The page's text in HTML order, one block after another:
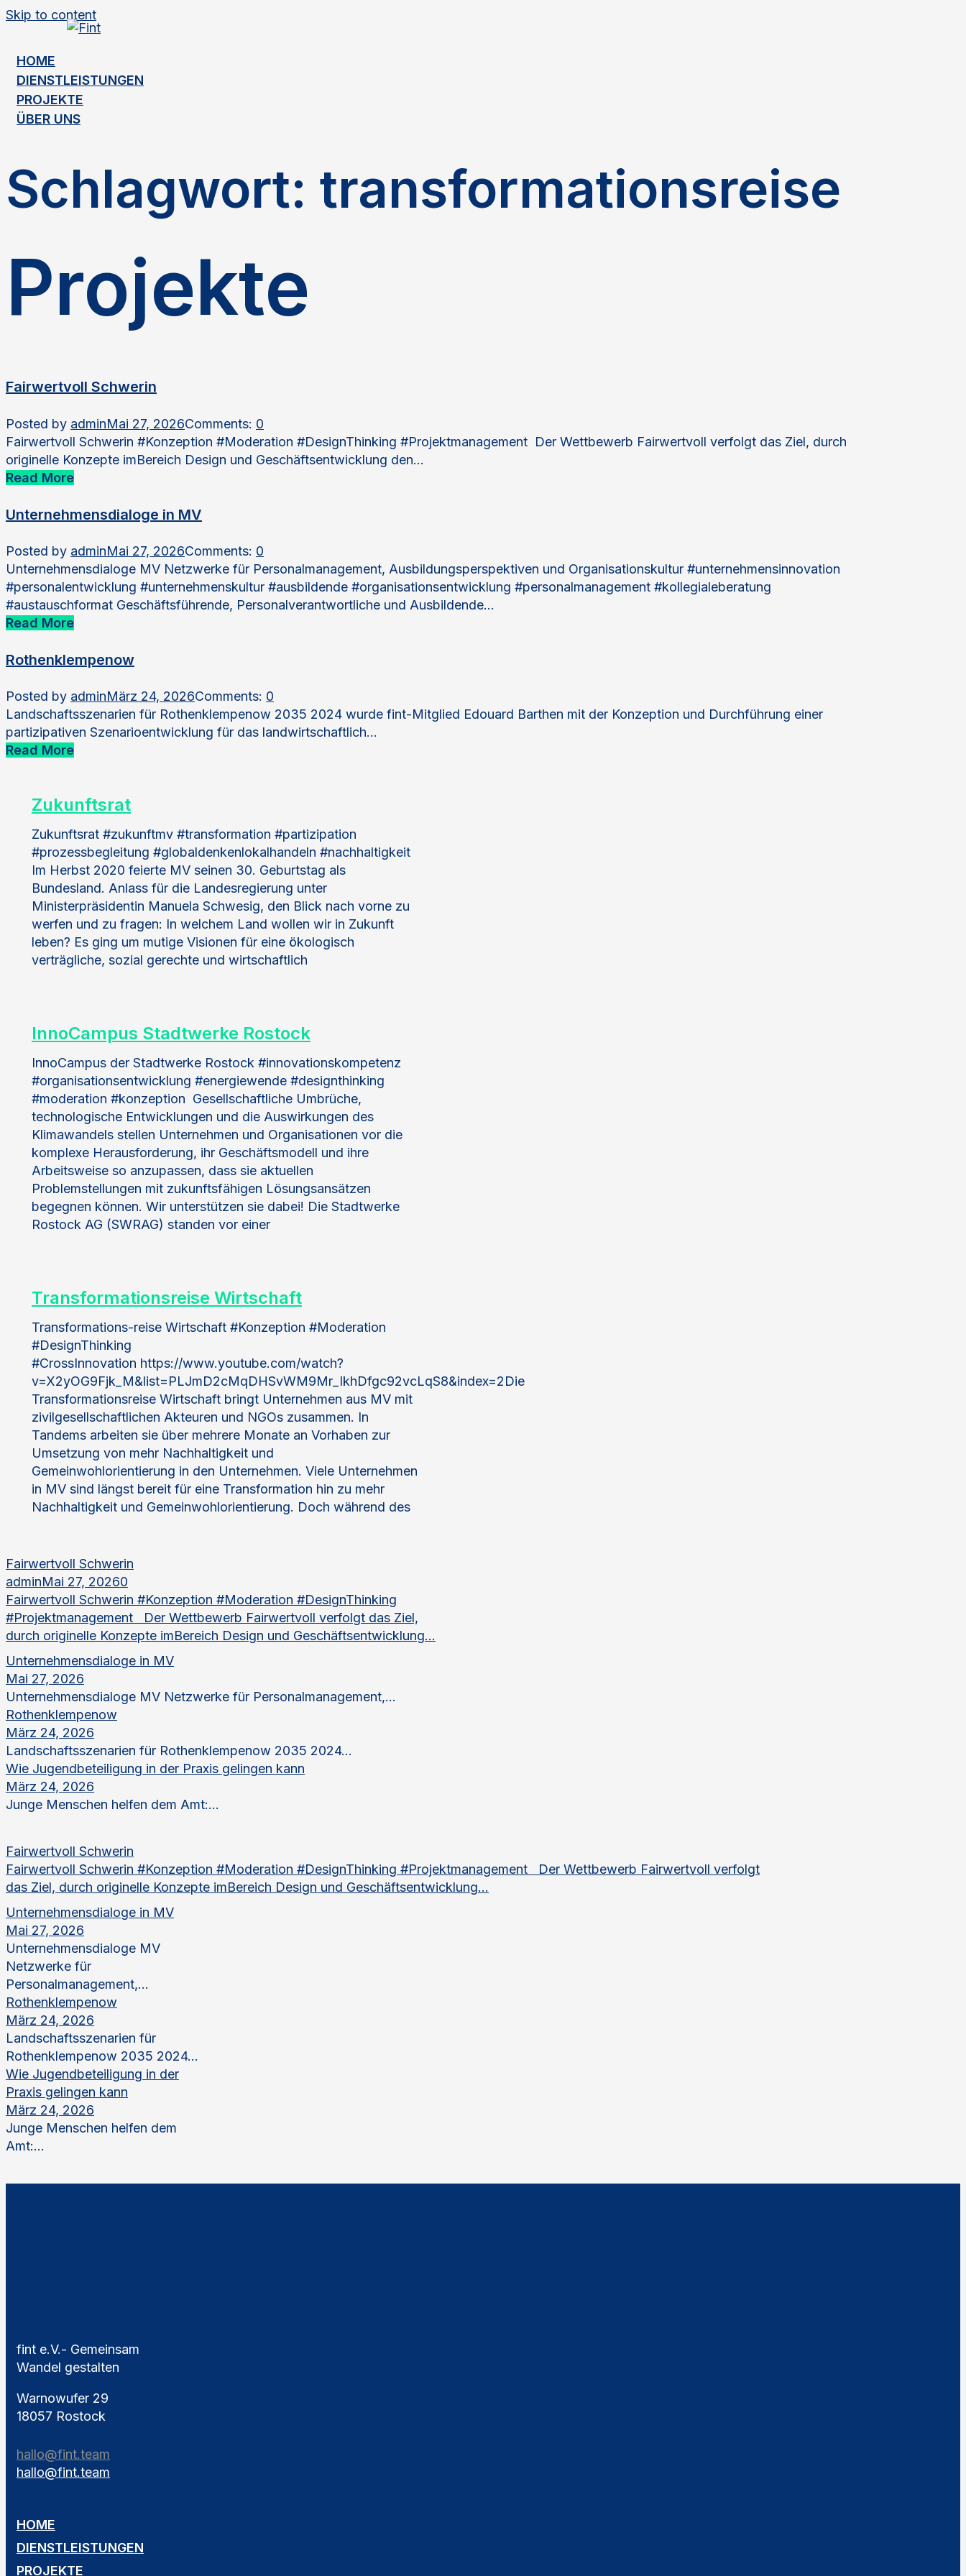
Skip to content
HOME
DIENSTLEISTUNGEN
PROJEKTE
ÜBER UNS
Schlagwort: transformationsreise
Projekte
Fairwertvoll Schwerin
Posted by adminMai 27, 2026Comments: 0
Fairwertvoll Schwerin #Konzeption #Moderation #DesignThinking #Projektmanagement Der Wettbewerb Fairwertvoll verfolgt das Ziel, durch
originelle Konzepte imBereich Design und Geschäftsentwicklung den…
Read More
Unternehmensdialoge in MV
Posted by adminMai 27, 2026Comments: 0
Unternehmensdialoge MV Netzwerke für Personalmanagement, Ausbildungsperspektiven und Organisationskultur #unternehmensinnovation
#personalentwicklung #unternehmenskultur #ausbildende #organisationsentwicklung #personalmanagement #kollegialeberatung
#austauschformat Geschäftsführende, Personalverantwortliche und Ausbildende…
Read More
Rothenklempenow
Posted by adminMärz 24, 2026Comments: 0
Landschaftsszenarien für Rothenklempenow 2035 2024 wurde fint-Mitglied Edouard Barthen mit der Konzeption und Durchführung einer
partizipativen Szenarioentwicklung für das landwirtschaftlich…
Read More
Zukunftsrat
Zukunftsrat #zukunftmv #transformation #partizipation
#prozessbegleitung #globaldenkenlokalhandeln #nachhaltigkeit
Im Herbst 2020 feierte MV seinen 30. Geburtstag als
Bundesland. Anlass für die Landesregierung unter
Ministerpräsidentin Manuela Schwesig, den Blick nach vorne zu
werfen und zu fragen: In welchem Land wollen wir in Zukunft
leben? Es ging um mutige Visionen für eine ökologisch
verträgliche, sozial gerechte und wirtschaftlich
InnoCampus Stadtwerke Rostock
InnoCampus der Stadtwerke Rostock #innovationskompetenz
#organisationsentwicklung #energiewende #designthinking
#moderation #konzeption Gesellschaftliche Umbrüche,
technologische Entwicklungen und die Auswirkungen des
Klimawandels stellen Unternehmen und Organisationen vor die
komplexe Herausforderung, ihr Geschäftsmodell und ihre
Arbeitsweise so anzupassen, dass sie aktuellen
Problemstellungen mit zukunftsfähigen Lösungsansätzen
begegnen können. Wir unterstützen sie dabei! Die Stadtwerke
Rostock AG (SWRAG) standen vor einer
Transformationsreise Wirtschaft
Transformations-reise Wirtschaft #Konzeption #Moderation
#DesignThinking
#CrossInnovation https://www.youtube.com/watch?
v=X2yOG9Fjk_M&list=PLJmD2cMqDHSvWM9Mr_IkhDfgc92vcLqS8&index=2Die
Transformationsreise Wirtschaft bringt Unternehmen aus MV mit
zivilgesellschaftlichen Akteuren und NGOs zusammen. In
Tandems arbeiten sie über mehrere Monate an Vorhaben zur
Umsetzung von mehr Nachhaltigkeit und
Gemeinwohlorientierung in den Unternehmen. Viele Unternehmen
in MV sind längst bereit für eine Transformation hin zu mehr
Nachhaltigkeit und Gemeinwohlorientierung. Doch während des
Fairwertvoll Schwerin
adminMai 27, 20260
Fairwertvoll Schwerin #Konzeption #Moderation #DesignThinking
#Projektmanagement Der Wettbewerb Fairwertvoll verfolgt das Ziel,
durch originelle Konzepte imBereich Design und Geschäftsentwicklung...
Unternehmensdialoge in MV
Mai 27, 2026
Unternehmensdialoge MV Netzwerke für Personalmanagement,...
Rothenklempenow
März 24, 2026
Landschaftsszenarien für Rothenklempenow 2035 2024...
Wie Jugendbeteiligung in der Praxis gelingen kann
März 24, 2026
Junge Menschen helfen dem Amt:...
Fairwertvoll Schwerin
Fairwertvoll Schwerin #Konzeption #Moderation #DesignThinking #Projektmanagement Der Wettbewerb Fairwertvoll verfolgt
das Ziel, durch originelle Konzepte imBereich Design und Geschäftsentwicklung...
Unternehmensdialoge in MV
Mai 27, 2026
Unternehmensdialoge MV
Netzwerke für
Personalmanagement,...
Rothenklempenow
März 24, 2026
Landschaftsszenarien für
Rothenklempenow 2035 2024...
Wie Jugendbeteiligung in der
Praxis gelingen kann
März 24, 2026
Junge Menschen helfen dem
Amt:...
fint e.V.- Gemeinsam
Wandel gestalten
Warnowufer 29
18057 Rostock
hallo@fint.team
hallo@fint.team
HOME
DIENSTLEISTUNGEN
PROJEKTE